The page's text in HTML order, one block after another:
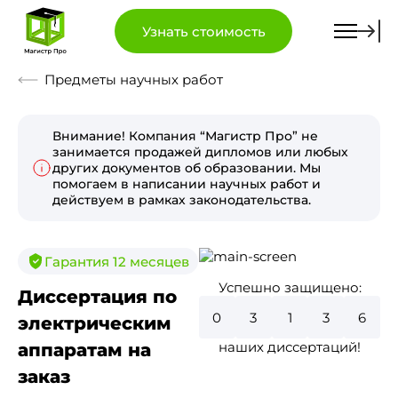
Узнать стоимость
Предметы научных работ
Внимание! Компания “Магистр Про” не
занимается продажей дипломов или любых
других документов об образовании. Мы
помогаем в написании научных работ и
действуем в рамках законодательства.
Гарантия 12 месяцев
Диссертация по
электрическим
аппаратам на
заказ
Успешно защищено:
4
8
5
3
0
наших диссертаций!